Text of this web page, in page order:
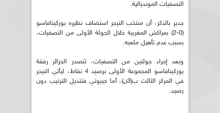
التصفيات المونديالية.
جدير بالذكر، أن منتخب النيجر استضاف نظيره بوركينافاسو
(0-2) بمراكش المغربية خلال الجولة الأولى من التصفيات،
بسبب عدم تأهيل ملعبه.
وبعد إجراء جولتين من التصفيات، تتصدر الجزائر رفقة
بوركينافاسو المجموعة الأولى برصيد 4 نقاط، ليأتي النيجر
في المركز الثالث ب(3ن)، أما جيبوتي فتتذيل الترتيب دون
رصيد.